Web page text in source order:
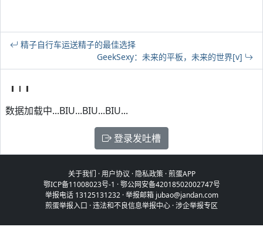
精子自行车运送精子的最佳选择
GeekSexy：未来的平板，未来的世界[v]
数据加载中...BIU...BIU...BIU...
登录发吐槽
关于我们 ·用户协议 · 隐私政策·煎蛋APP
鄂ICP备11008023号-1 ·鄂公网安备42018502002747号
举报电话 13125131232 · 举报邮箱 jubao@jandan.com
煎蛋举报入口 ·违法和不良信息举报中心 ·涉企举报专区